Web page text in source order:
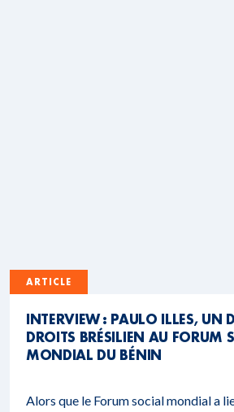
ARTICLE
INTERVIEW : PAULO ILLES, UN
DROITS BRÉSILIEN AU FORUM
MONDIAL DU BÉNIN
Alors que le Forum social mondial a